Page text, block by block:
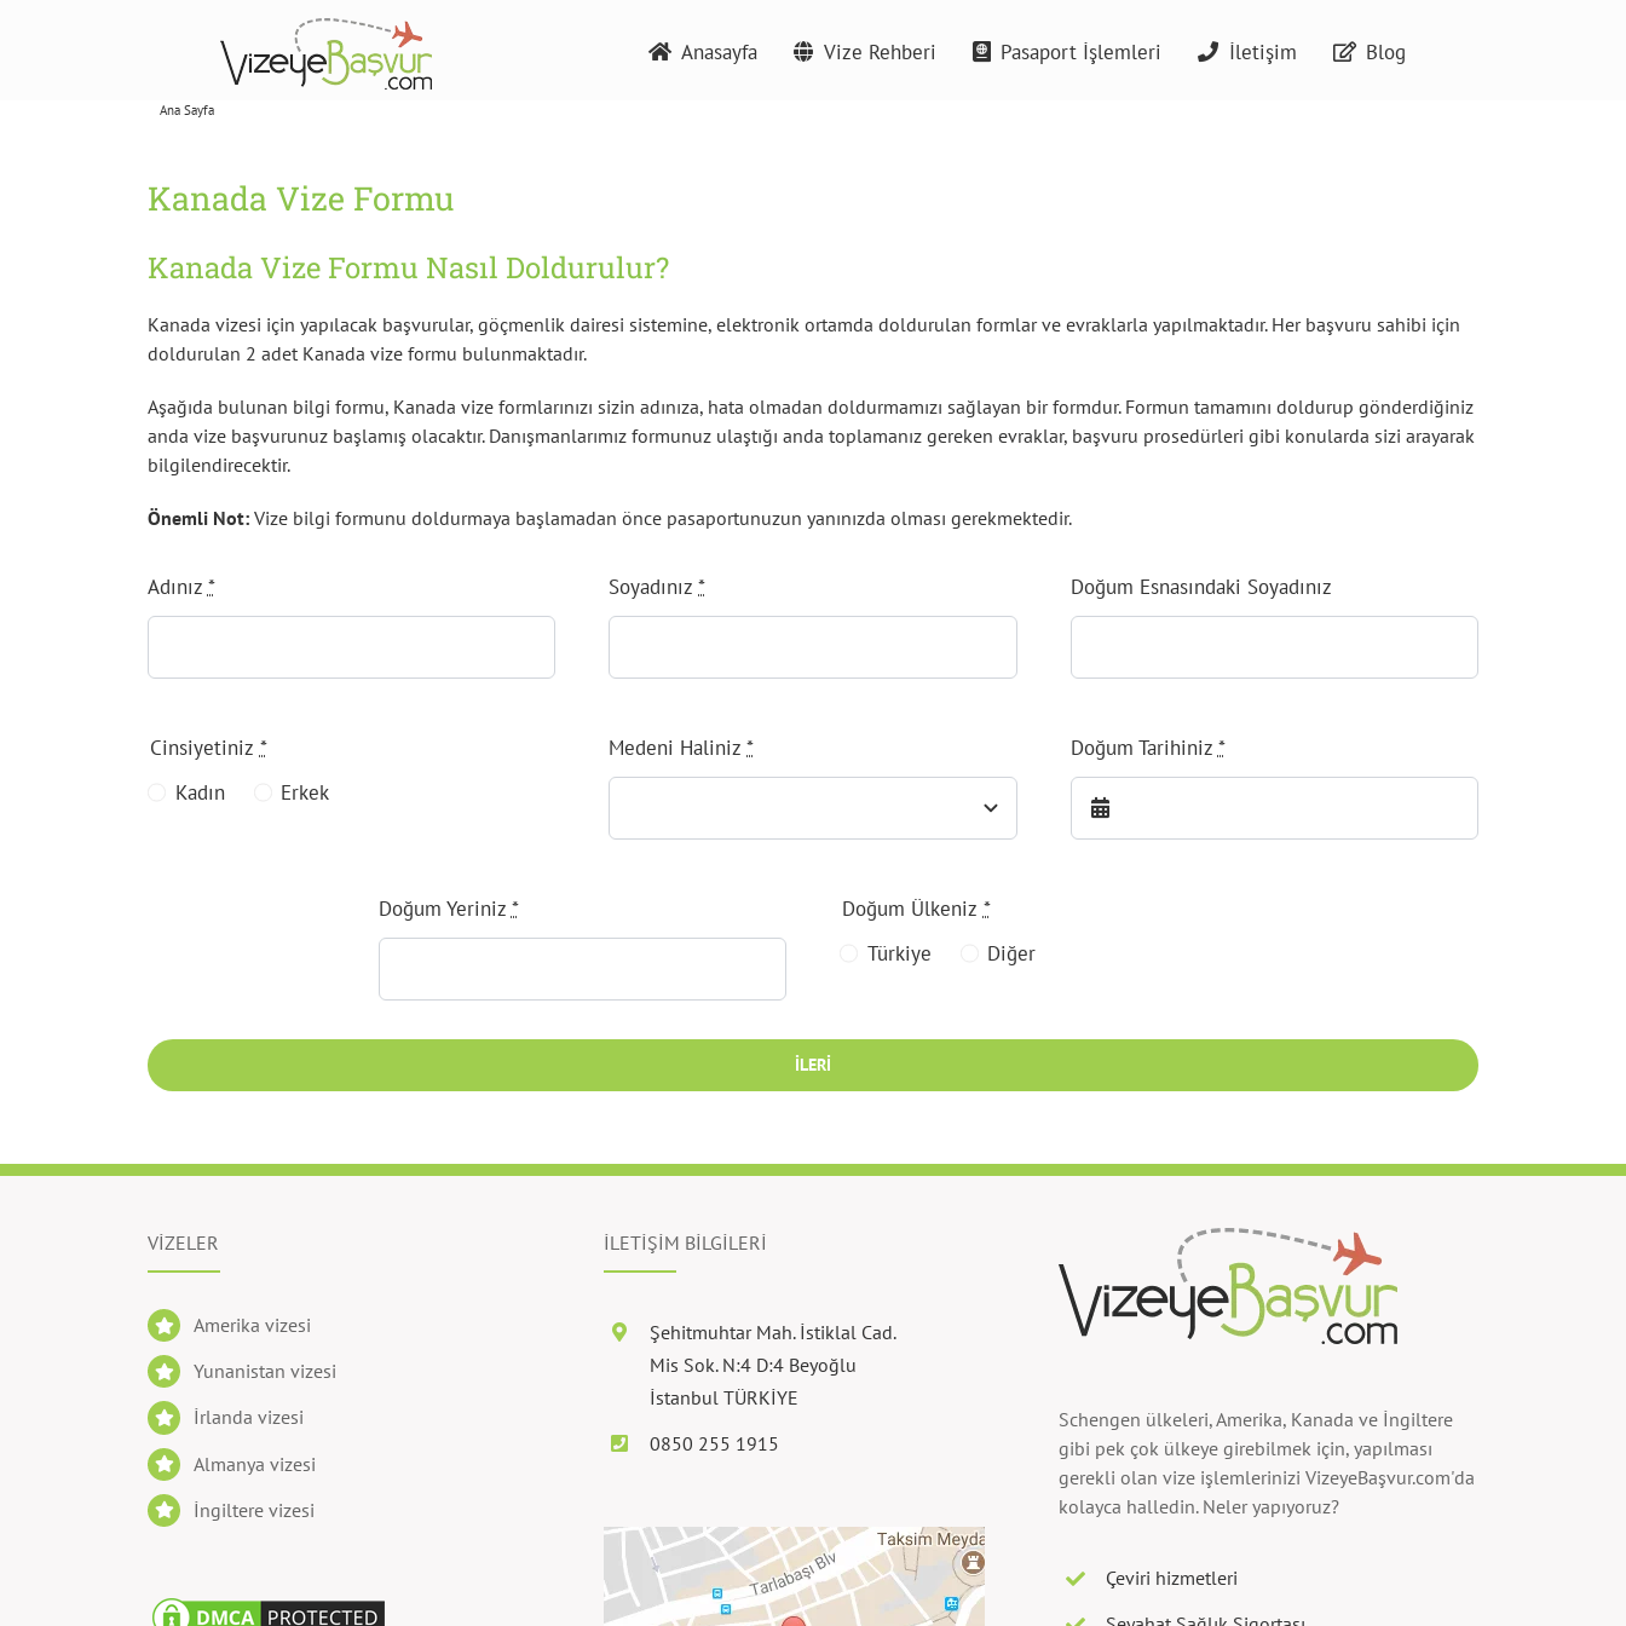
Anasayfa Vize Rehberi Pasaport İşlemleri İletişim Blog
Kanada Vize Formu
Ana Sayfa
Kanada Vize Formu Nasıl Doldurulur?
Kanada vizesi için yapılacak başvurular, göçmenlik dairesi sistemine, elektronik ortamda doldurulan formlar ve evraklarla yapılmaktadır. Her başvuru sahibi için
doldurulan 2 adet Kanada vize formu bulunmaktadır.
Aşağıda bulunan bilgi formu, Kanada vize formlarınızı sizin adınıza, hata olmadan doldurmamızı sağlayan bir formdur. Formun tamamını doldurup gönderdiğiniz
anda vize başvurunuz başlamış olacaktır. Danışmanlarımız formunuz ulaştığı anda toplamanız gereken evraklar, başvuru prosedürleri gibi konularda sizi arayarak
bilgilendirecektir.
Önemli Not: Vize bilgi formunu doldurmaya başlamadan önce pasaportunuzun yanınızda olması gerekmektedir.
Adınız * Soyadınız* Doğum Esnasındaki Soyadınız
Cinsiyetiniz *
Kadın
Erkek
Medeni Haliniz* Doğum Tarihiniz *
Doğum Yeriniz * Doğum Ülkeniz *
Türkiye
Diğer
İLERI
VİZELER
Amerika vizesi
Yunanistan vizesi
İrlanda vizesi
Almanya vizesi
İngiltere vizesi
İLETİŞİM BİLGİLERİ
Şehitmuhtar Mah. İstiklal Cad.
Mis Sok. N:4 D:4 Beyoğlu
İstanbul TÜRKİYE
0850 255 1915
Schengen ülkeleri, Amerika, Kanada ve İngiltere
gibi pek çok ülkeye girebilmek için, yapılması
gerekli olan vize işlemlerinizi VizeyeBaşvur.com'da
kolayca halledin. Neler yapıyoruz?
Çeviri hizmetleri